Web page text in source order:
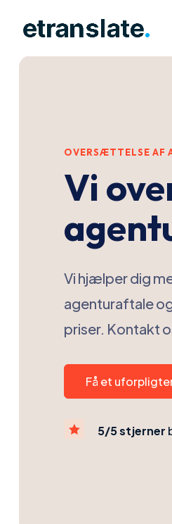
OVERSÆTTELSE AF
Vi
Vi hjælper dig
agenturaftale
priser. Kontakt
Få et
 5/5 stjerner